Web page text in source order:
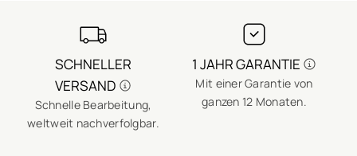
SCHNELLER
VERSAND
Schnelle Bearbeitung,
weltweit nachverfolgbar.
1 JAHR GARANTIE
Mit einer Garantie von
ganzen 12 Monaten.